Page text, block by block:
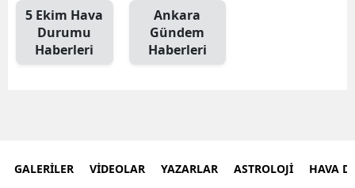
5 Ekim Hava
Durumu
Haberleri
Ankara
Gündem
Haberleri
GALERİLER VİDEOLAR YAZARLAR ASTROLOJİ HAVA